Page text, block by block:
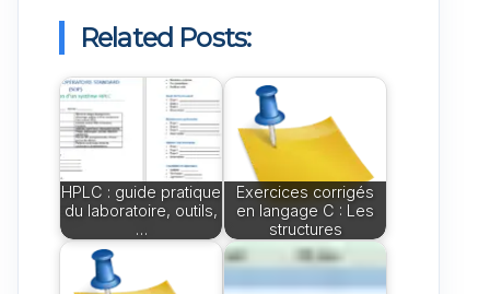
Related Posts:
HPLC : guide pratique
du laboratoire, outils,
…
Exercices corrigés
en langage C : Les
structures